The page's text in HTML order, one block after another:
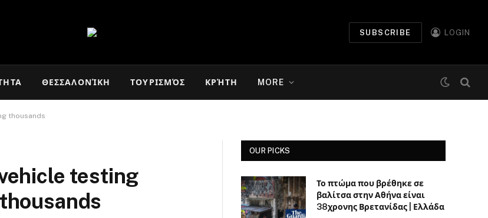
SUBSCRIBE LOGIN
ΘΕΣΣΑΛΟΝΊΚΗ ΤΟΥΡΙΣΜΌΣ ΚΡΉΤΗ MORE
thousands
testing
OUR PICKS
Το πτώμα που βρέθηκε σε
βαλίτσα στην Αθήνα είναι
38χρονης Βρετανίδας | Ελλάδα